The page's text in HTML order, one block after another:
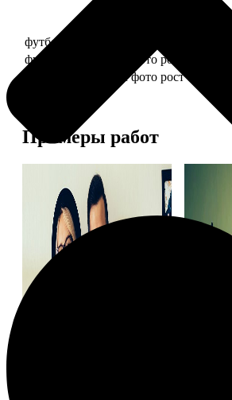
футболка детская с фото рост 118 см
футболка детская с фото рост 128 см
футболка детская с фото рост 134 см
Примеры работ